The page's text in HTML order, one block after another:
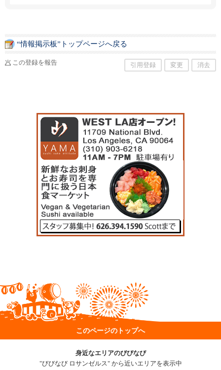
ひお気軽にお問い合わせください。
“情報掲示板”トップページへ戻る
この登録を報告 引用登録 変更 消去
このページのトップへ
身近なエリアのびびなび
"びびなび ロサンゼルス" から近いエリアを表示中